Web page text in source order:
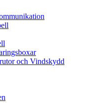
och Vindskydd